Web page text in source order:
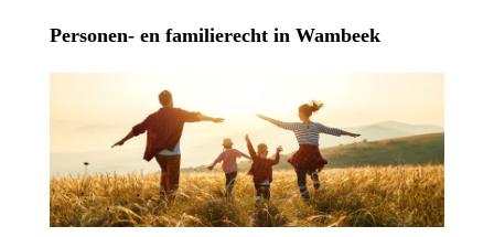
Personen- en familierecht in Wambeek